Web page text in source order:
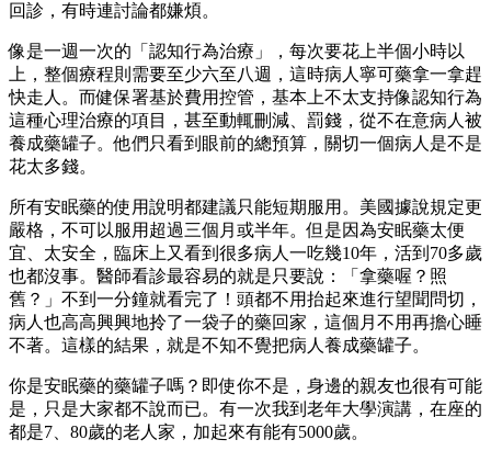
回診，有時連討論都嫌煩。
像是一週一次的「認知行為治療」，每次要花上半個小時以
上，整個療程則需要至少六至八週，這時病人寧可藥拿一拿趕
快走人。而健保署基於費用控管，基本上不太支持像認知行為
這種心理治療的項目，甚至動輒刪減、罰錢，從不在意病人被
養成藥罐子。他們只看到眼前的總預算，關切一個病人是不是
花太多錢。
所有安眠藥的使用說明都建議只能短期服用。美國據說規定更
嚴格，不可以服用超過三個月或半年。但是因為安眠藥太便
宜、太安全，臨床上又看到很多病人一吃幾10年，活到70多歲
也都沒事。醫師看診最容易的就是只要說：「拿藥喔？照
舊？」不到一分鐘就看完了！頭都不用抬起來進行望聞問切，
病人也高高興興地拎了一袋子的藥回家，這個月不用再擔心睡
不著。這樣的結果，就是不知不覺把病人養成藥罐子。
你是安眠藥的藥罐子嗎？即使你不是，身邊的親友也很有可能
是，只是大家都不說而已。有一次我到老年大學演講，在座的
都是7、80歲的老人家，加起來有能有5000歲。